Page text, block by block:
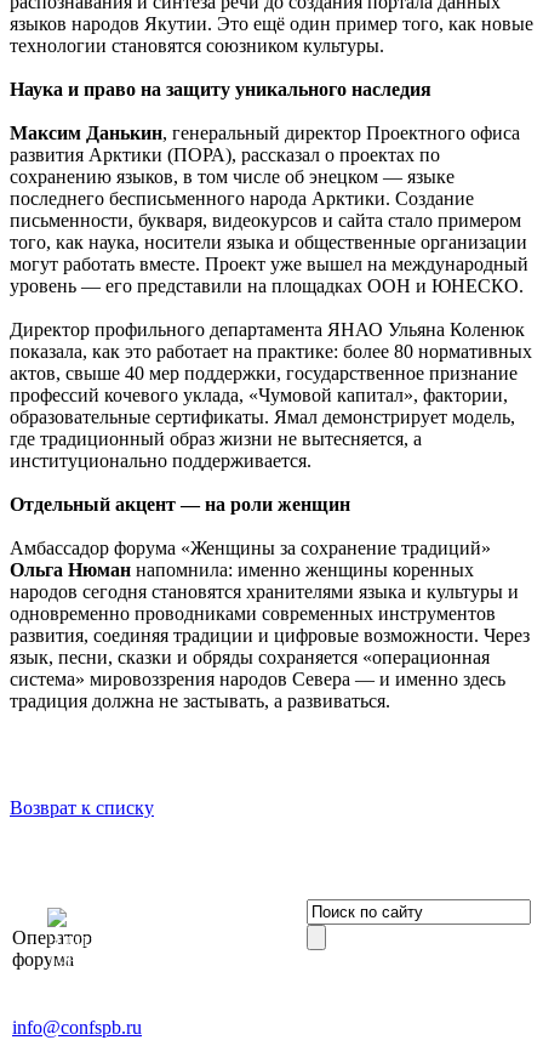
языков народов Якутии. Это ещё один пример того, как новые
технологии становятся союзником культуры.
Наука и право на защиту уникального наследия
Максим Данькин, генеральный директор Проектного офиса
развития Арктики (ПОРА), рассказал о проектах по
сохранению языков, в том числе об энецком — языке
последнего бесписьменного народа Арктики. Создание
письменности, букваря, видеокурсов и сайта стало примером
того, как наука, носители языка и общественные организации
могут работать вместе. Проект уже вышел на международный
уровень — его представили на площадках ООН и ЮНЕСКО.
Директор профильного департамента ЯНАО Ульяна Коленюк
показала, как это работает на практике: более 80 нормативных
актов, свыше 40 мер поддержки, государственное признание
профессий кочевого уклада, «Чумовой капитал», фактории,
образовательные сертификаты. Ямал демонстрирует модель,
где традиционный образ жизни не вытесняется, а
институционально поддерживается.
Отдельный акцент — на роли женщин
Амбассадор форума «Женщины за сохранение традиций»
Ольга Нюман напомнила: именно женщины коренных
народов сегодня становятся хранителями языка и культуры и
одновременно проводниками современных инструментов
развития, соединяя традиции и цифровые возможности. Через
язык, песни, сказки и обряды сохраняется «операционная
система» мировоззрения народов Севера — и именно здесь
традиция должна не застывать, а развиваться.
Возврат к списку
Оператор
форума
Элит»
196191, г. Санкт-Петербург,
info@confspb.ru